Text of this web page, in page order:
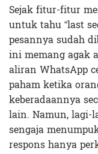
Sejak fitur-fitur
untuk tahu “last
pesannya sudah
ini memang agak
aliran WhatsApp
paham ketika
keberadaannya
lain. Namun, lagi-
sengaja
respons hanya